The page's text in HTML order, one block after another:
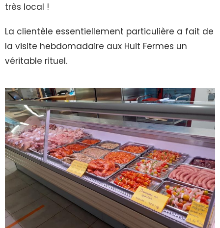
très local !
La clientèle essentiellement particulière a fait de
la visite hebdomadaire aux Huit Fermes un
véritable rituel.